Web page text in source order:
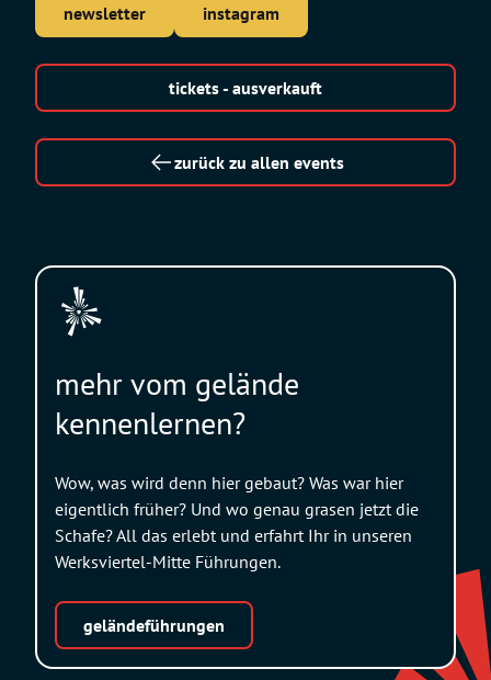
newsletter instagram
tickets - ausverkauft
zurück zu allen events
mehr vom gelände
kennenlernen?
Wow, was wird denn hier gebaut? Was war hier
eigentlich früher? Und wo genau grasen jetzt die
Schafe? All das erlebt und erfahrt Ihr in unseren
Werksviertel-Mitte Führungen.
geländeführungen